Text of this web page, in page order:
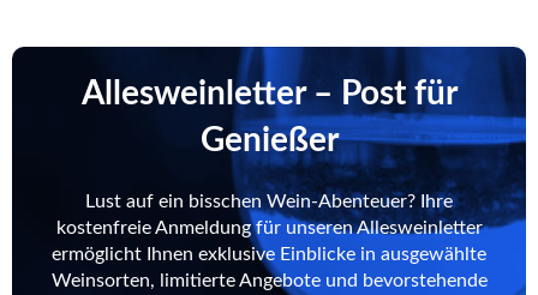
Allesweinletter – Post für
Genießer
Lust auf ein bisschen Wein-Abenteuer? Ihre
kostenfreie Anmeldung für unseren Allesweinletter
ermöglicht Ihnen exklusive Einblicke in ausgewählte
Weinsorten, limitierte Angebote und bevorstehende